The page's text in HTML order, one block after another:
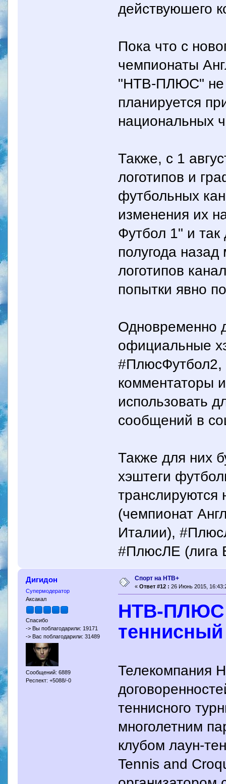
действуюшего
Пока что с
чемпионаты
"НТВ-ПЛЮС" не
планируется
национальных
Также, с 1
логотипов и
футбольных
изменения их
Футбол 1" и
полугода
логотипов
попытки явно
Одновременно
официальные
#ПлюсФутбол2,
комментаторы
использовать
сообщений в
Также для них
хэштеги
(чемпионат
Италии),
#ПлюсЛЕ
Дигидон
Супермодератор
Аксакал
Спасибо
-> Вы поблагодарили: 19171
-> Вас поблагодарили: 31489
Сообщений: 6889
Респект: +5088/-0
Спорт на НТВ+
« Ответ #12 : 26 Июнь 2015,
НТВ-ПЛЮС
Телекомпания
теннисного
многолетним
клубом лаун-
Tennis and